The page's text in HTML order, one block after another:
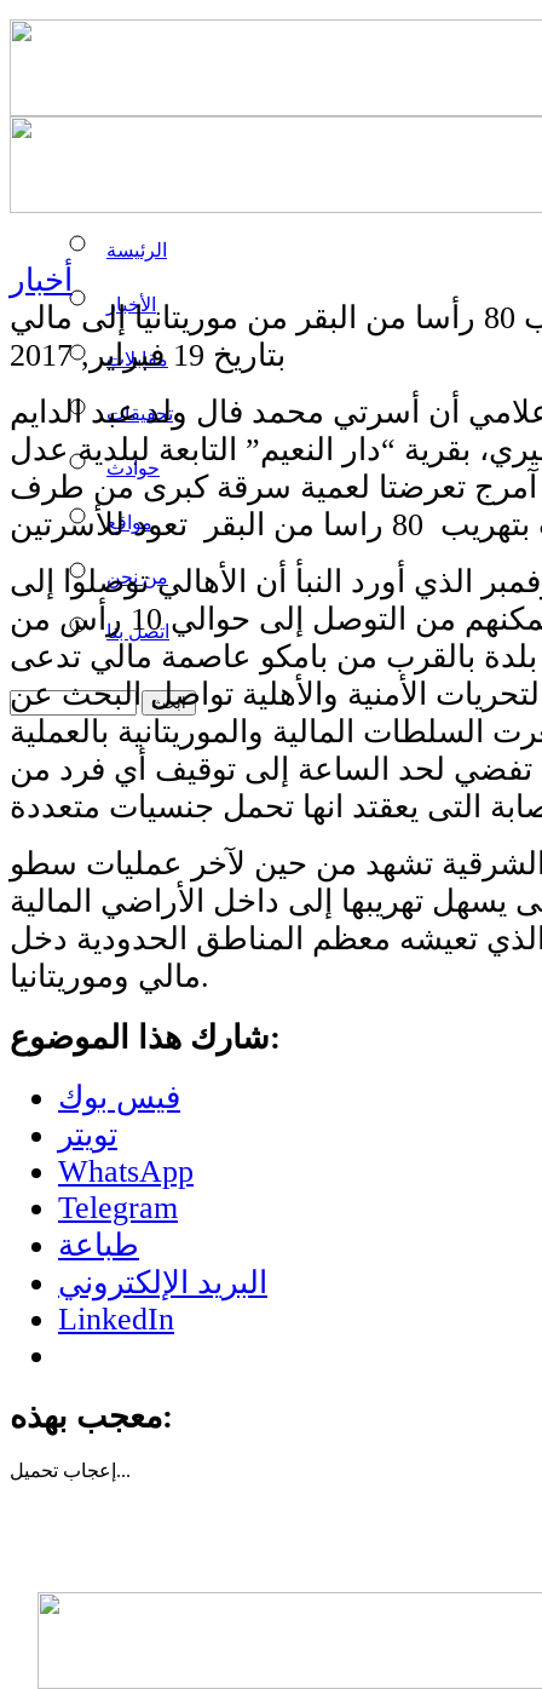
الرئيسة
الأخبار
مقابلات
تحقيقات
حوادث
مواقع
من نحن
اتصل بنا
أخبار
مالي
بتاريخ 19 فبراير, 2017
أن أسرتي محمد فال ولد عبد الدايم
بقرية “دار النعيم” التابعة لبلدية عدل
آمرج تعرضتا لعمية سرقة كبرى من طرف
موقع 28 نوفمبر الذي أورد النبأ أن الأهالي توصلوا إلى
خيط تمكنهم من التوصل إلى حوالي 10 رأس من
بالقرب من بامكو عاصمة مالي تدعى
الأمنية والأهلية تواصل البحث عن
السلطات المالية والموريتانية بالعملية
تفضي لحد الساعة إلى توقيف أي فرد من
الشرقية تشهد من حين لآخر عمليات سطو
يسهل تهريبها إلى داخل الأراضي المالية
الذي تعيشه معظم المناطق الحدودية دخل
مالي وموريتانيا.
شارك هذا الموضوع:
فيس بوك
تويتر
WhatsApp
Telegram
طباعة
البريد الإلكتروني
LinkedIn
معجب بهذه:
إعجاب تحميل...